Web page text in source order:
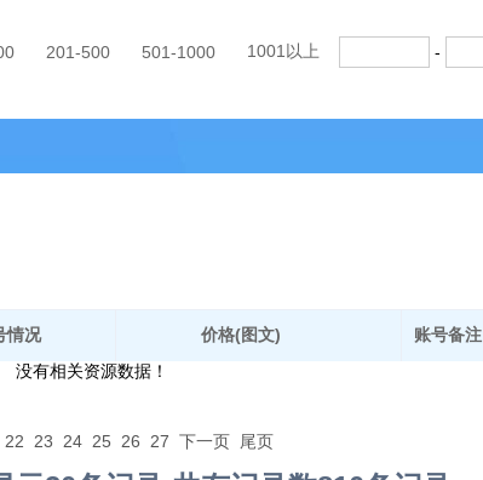
201-500 501-1000 1001以上 -
情况 价格(图文) 账号备注
没有相关资源数据！
22 23 24 25 26 27 下一页 尾页